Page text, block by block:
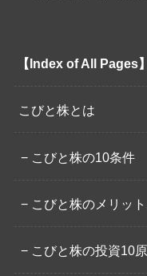
【Index of All Pages】
こびと株とは
こびと株の10条件
こびと株のメリッ
こびと株の投資10